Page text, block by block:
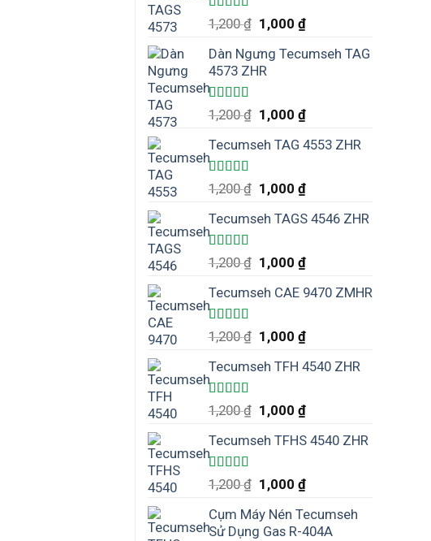
Được xếp
hạng
5.00
5
sao
1,200₫ 1,000 ₫
Dàn Ngưng Tecumseh TAG
4573 ZHR
Được xếp
hạng
5.00
5
sao
1,200₫ 1,000 ₫
Tecumseh TAG 4553 ZHR
Được xếp
hạng
5.00
5
sao
1,200₫ 1,000 ₫
Tecumseh TAGS 4546 ZHR
Được xếp
hạng
5.00
5
sao
1,200₫ 1,000 ₫
Tecumseh CAE 9470 ZMHR
Được xếp
hạng
5.00
5
sao
1,200₫ 1,000 ₫
Tecumseh TFH 4540 ZHR
Được xếp
hạng
5.00
5
sao
1,200₫ 1,000 ₫
Tecumseh TFHS 4540 ZHR
Được xếp
hạng
5.00
5
sao
1,200₫ 1,000 ₫
Cụm Máy Nén Tecumseh
Sử Dụng Gas R-404A